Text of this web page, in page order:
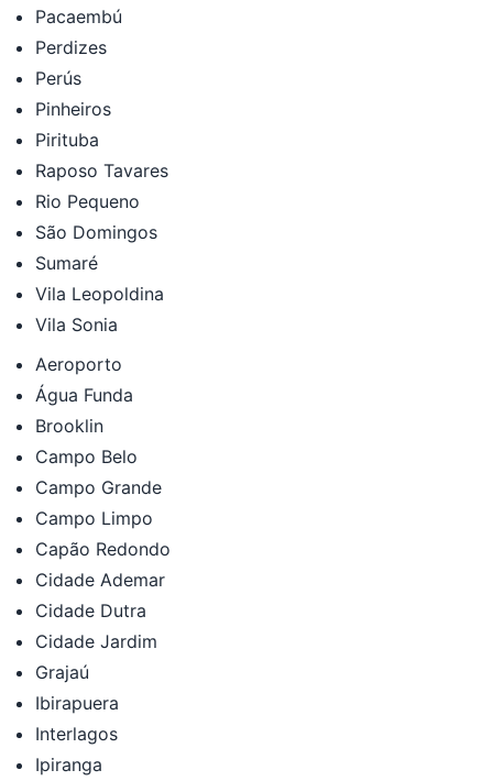
Pacaembú
Perdizes
Perús
Pinheiros
Pirituba
Raposo Tavares
Rio Pequeno
São Domingos
Sumaré
Vila Leopoldina
Vila Sonia
Aeroporto
Água Funda
Brooklin
Campo Belo
Campo Grande
Campo Limpo
Capão Redondo
Cidade Ademar
Cidade Dutra
Cidade Jardim
Grajaú
Ibirapuera
Interlagos
Ipiranga